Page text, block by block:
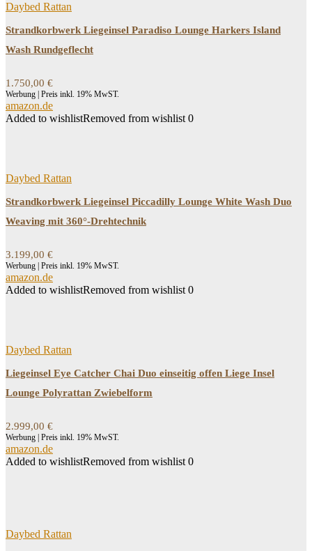
Daybed Rattan
Strandkorbwerk Liegeinsel Paradiso Lounge Harkers Island
Wash Rundgeflecht
1.750,00 €
Werbung | Preis inkl. 19% MwST.
amazon.de
Added to wishlistRemoved from wishlist 0
Daybed Rattan
Strandkorbwerk Liegeinsel Piccadilly Lounge White Wash Duo
Weaving mit 360°-Drehtechnik
3.199,00 €
Werbung | Preis inkl. 19% MwST.
amazon.de
Added to wishlistRemoved from wishlist 0
Daybed Rattan
Liegeinsel Eye Catcher Chai Duo einseitig offen Liege Insel
Lounge Polyrattan Zwiebelform
2.999,00 €
Werbung | Preis inkl. 19% MwST.
amazon.de
Added to wishlistRemoved from wishlist 0
Daybed Rattan